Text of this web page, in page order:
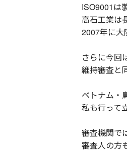
ISO9001は
高石工業は
2007年に大
さらに今回
維持審査と
ベトナム・
私も行って
審査機関で
審査人の方